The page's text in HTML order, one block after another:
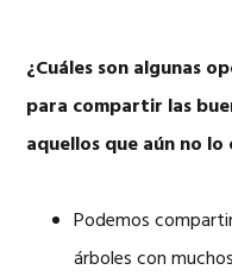
¿Cuáles son algunas
para compartir las
aquellos que aún no lo
Podemos
árboles con